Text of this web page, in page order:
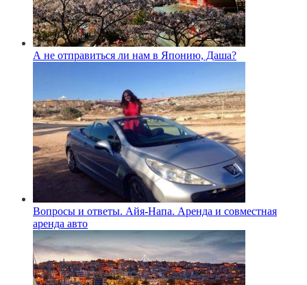
А не отправиться ли нам в Японию, Даша?
Вопросы и ответы. Айя-Напа. Аренда и совместная
аренда авто